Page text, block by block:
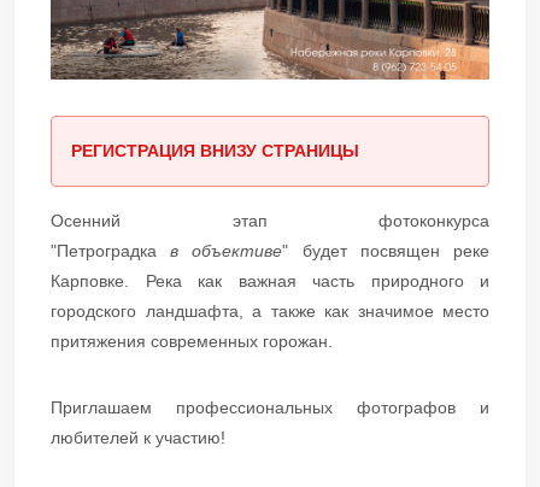
РЕГИСТРАЦИЯ ВНИЗУ СТРАНИЦЫ
Осенний этап фотоконкурса
"Петроградкав объективе" будет посвящен реке
Карповке. Река как важная часть природного и
городского ландшафта, а также как значимое место
притяжения современных горожан.
Приглашаем профессиональных фотографов и
любителей к участию!